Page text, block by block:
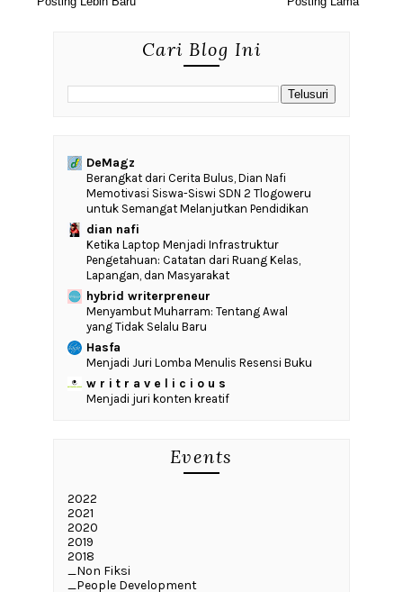
Cari Blog Ini
DeMagz
‎Berangkat dari Cerita Bulus, Dian Nafi
Memotivasi Siswa-Siswi SDN 2 Tlogoweru
untuk Semangat Melanjutkan Pendidikan
dian nafi
Ketika Laptop Menjadi Infrastruktur
Pengetahuan: Catatan dari Ruang Kelas,
Lapangan, dan Masyarakat
hybrid writerpreneur
Menyambut Muharram: Tentang Awal
yang Tidak Selalu Baru
Hasfa
Menjadi Juri Lomba Menulis Resensi Buku
w r i t r a v e l i c i o u s
Menjadi juri konten kreatif
Events
2022
2021
2020
2019
2018
_Non Fiksi
_People Development